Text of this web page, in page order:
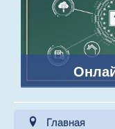
Главная